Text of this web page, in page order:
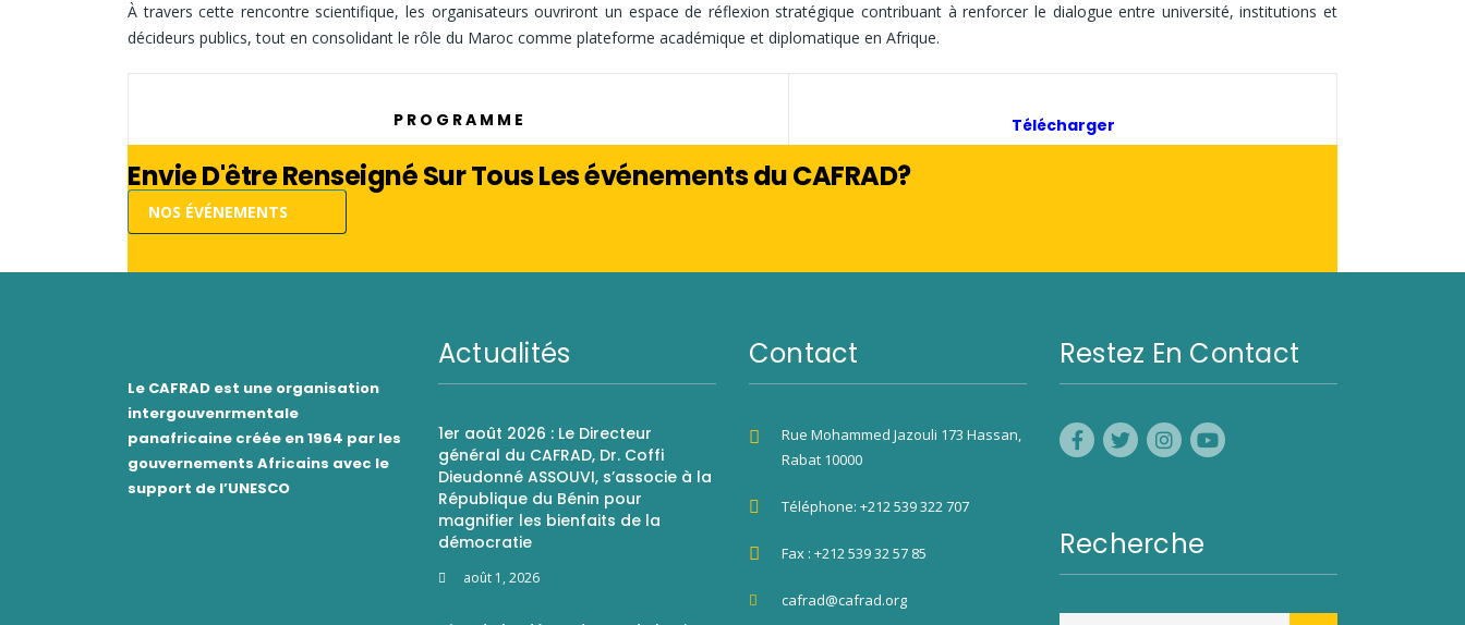
À travers cette rencontre scientifique, les organisateurs ouvriront un espace de réflexion stratégique contribuant à renforcer le dialogue entre université, institutions et
décideurs publics, tout en consolidant le rôle du Maroc comme plateforme académique et diplomatique en Afrique.
P R O G R A M M E Télécharger
Envie D'être Renseigné Sur Tous Les événements du CAFRAD?
NOS ÉVÉNEMENTS
Le CAFRAD est une organisation
intergouvenrmentale
panafricaine créée en 1964 par les
gouvernements Africains avec le
support de l’UNESCO
Actualités
1er août 2026 : Le Directeur
général du CAFRAD, Dr. Coffi
Dieudonné ASSOUVI, s’associe à la
République du Bénin pour
magnifier les bienfaits de la
démocratie
août 1, 2026
Contact
Rue Mohammed Jazouli 173 Hassan,
Rabat 10000
Téléphone: +212 539 322 707
Fax : +212 539 32 57 85
cafrad@cafrad.org
Restez En Contact
Recherche